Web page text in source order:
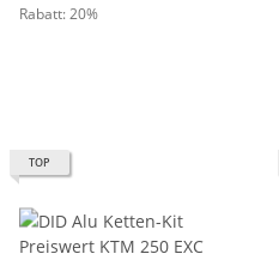
Rabatt:20%
TOP